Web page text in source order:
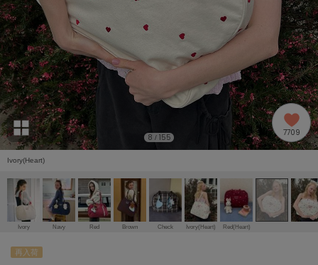
リー (664)
ョン雑貨 (865)
/ランジェリー (127)
ェア (121)
(124)
adidas by Stella McCartney
アディダス バイ ステラマッカートニー
ALLISON BROWN
アリソンブラウン
amabro
アマブロ
Ame no chi Hare
アメノチハレ
アモマ
ánuans
アニュアンス
ànuke
アンヌーク
Ivory(Heart)
8 / 155 7709
Ivory Navy Red Brown Check Ivory(Heart) Red(Heart)
再入荷